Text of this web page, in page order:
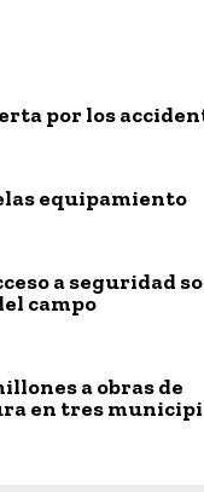
por los
equipamiento
a seguridad
campo
a obras de
en tres